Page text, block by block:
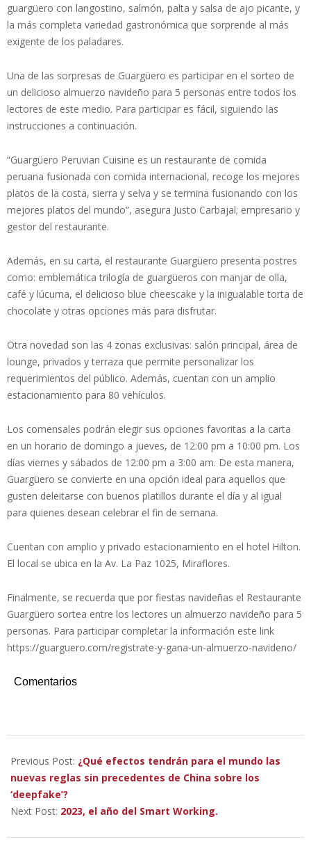
guargüero con langostino, salmón, palta y salsa de ajo picante, y
la más completa variedad gastronómica que sorprende al más
exigente de los paladares.
Una de las sorpresas de Guargüero es participar en el sorteo de
un delicioso almuerzo navideño para 5 personas entre todos los
lectores de este medio. Para participar es fácil, siguiendo las
instrucciones a continuación.
“Guargüero Peruvian Cuisine es un restaurante de comida
peruana fusionada con comida internacional, recoge los mejores
platos de la costa, sierra y selva y se termina fusionando con los
mejores platos del mundo”, asegura Justo Carbajal; empresario y
gestor del restaurante.
Además, en su carta, el restaurante Guargüero presenta postres
como: emblemática trilogía de guargüeros con manjar de olla,
café y lúcuma, el delicioso blue cheescake y la inigualable torta de
chocolate y otras opciones más para disfrutar.
Otra novedad son las 4 zonas exclusivas: salón principal, área de
lounge, privados y terraza que permite personalizar los
requerimientos del público. Además, cuentan con un amplio
estacionamiento para 80 vehículos.
Los comensales podrán elegir sus opciones favoritas a la carta
en un horario de domingo a jueves, de 12:00 pm a 10:00 pm. Los
días viernes y sábados de 12:00 pm a 3:00 am. De esta manera,
Guargüero se convierte en una opción ideal para aquellos que
gusten deleitarse con buenos platillos durante el día y al igual
para quienes desean celebrar el fin de semana.
Cuentan con amplio y privado estacionamiento en el hotel Hilton.
El local se ubica en la Av. La Paz 1025, Miraflores.
Finalmente, se recuerda que por fiestas navideñas el Restaurante
Guargüero sortea entre los lectores un almuerzo navideño para 5
personas. Para participar completar la información este link
https://guarguero.com/registrate-y-gana-un-almuerzo-navideno/
Comentarios
12-
27
Previous Post: ¿Qué efectos tendrán para el mundo las
nuevas reglas sin precedentes de China sobre los
‘deepfake’?
Next Post: 2023, el año del Smart Working.